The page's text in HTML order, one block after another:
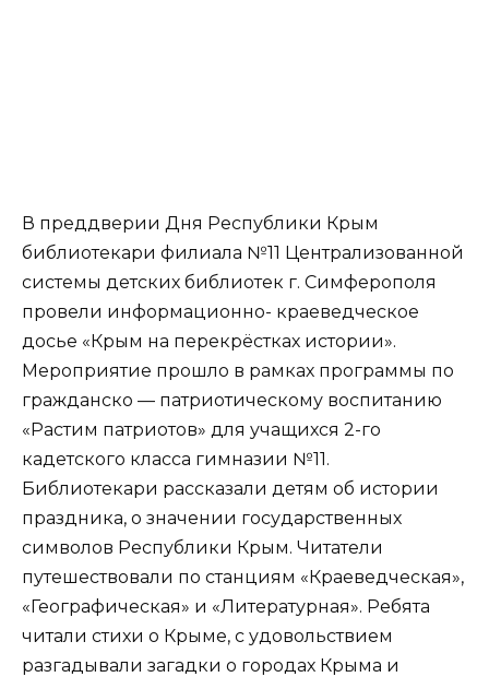
В преддверии Дня Республики Крым
библиотекари филиала №11 Централизованной
системы детских библиотек г. Симферополя
провели информационно- краеведческое
досье «Крым на перекрёстках истории».
Мероприятие прошло в рамках программы по
гражданско — патриотическому воспитанию
«Растим патриотов» для учащихся 2-го
кадетского класса гимназии №11.
Библиотекари рассказали детям об истории
праздника, о значении государственных
символов Республики Крым. Читатели
путешествовали по станциям «Краеведческая»,
«Географическая» и «Литературная». Ребята
читали стихи о Крыме, с удовольствием
разгадывали загадки о городах Крыма и